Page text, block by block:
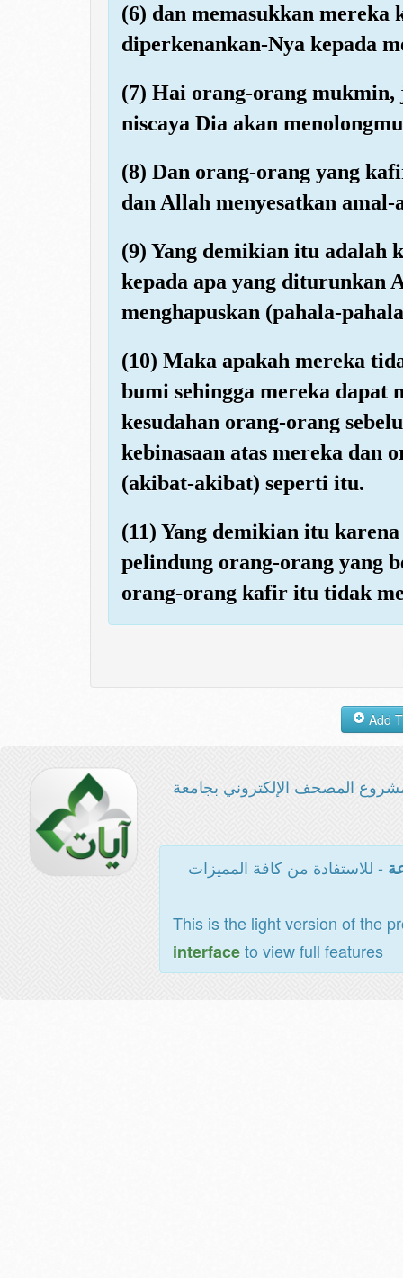
(6) dan memasukkan mereka
diperkenankan-Nya kepada
(7) Hai orang-orang
niscaya Dia akan
(8) Dan orang-orang yang
dan Allah menyesatkan
(9) Yang demikian itu adalah
kepada apa yang diturunkan
menghapuskan (pahala-
(10) Maka apakah mereka
bumi sehingga mereka dapat
kesudahan orang-orang
kebinasaan atas mereka dan
(akibat-akibat) seperti itu.
(11) Yang demikian itu
pelindung orang-orang yang
orang-orang kafir itu tidak
المصحف الإلكتروني بجامعة
- للاستفادة من كافة المميزات
This is the light version of the
interfaceto view full features